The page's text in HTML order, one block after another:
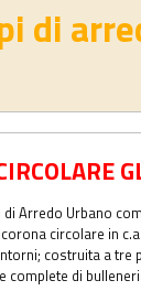
di
Arredo Urbano
circolare in
costruita a tre
complete di